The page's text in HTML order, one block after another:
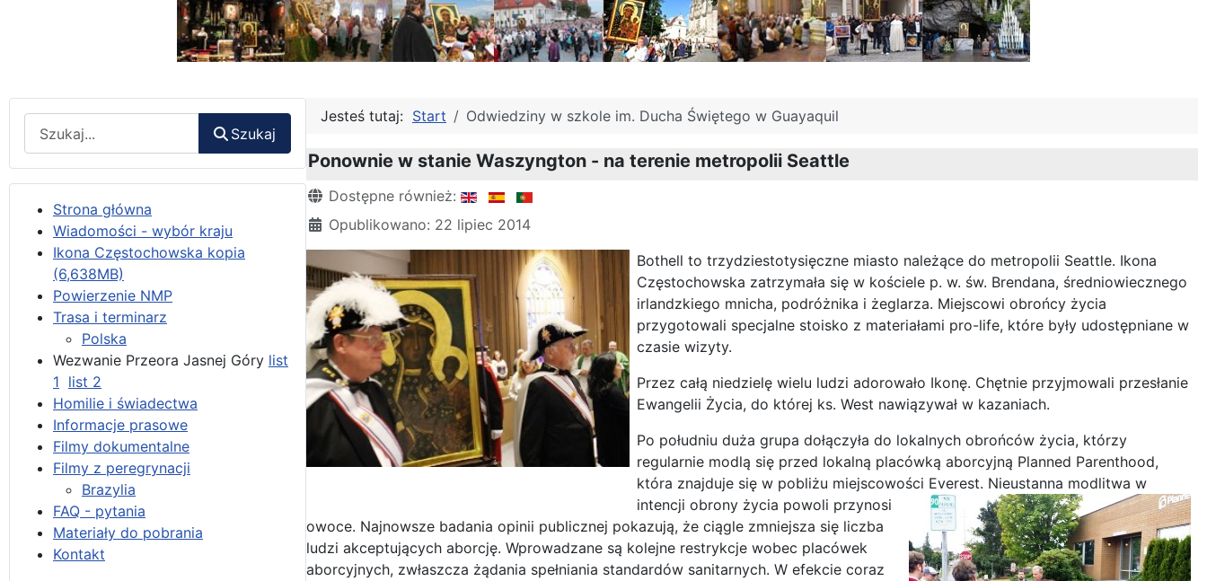
Szukaj
Strona główna
Wiadomości - wybór kraju
Ikona Częstochowska kopia
(6,638MB)
Powierzenie NMP
Trasa i terminarz
Polska
Wezwanie Przeora Jasnej Góry list
1 list 2
Homilie i świadectwa
Informacje prasowe
Filmy dokumentalne
Filmy z peregrynacji
Brazylia
FAQ - pytania
Materiały do pobrania
Kontakt
Jesteś tutaj: Start Odwiedziny w szkole im. Ducha Świętego w Guayaquil
Ponownie w stanie Waszyngton - na terenie metropolii Seattle
Szczegóły
Dostępne również:
Opublikowano: 22 lipiec 2014
Bothell to trzydziestotysięczne miasto należące do metropolii Seattle. Ikona
Częstochowska zatrzymała się w kościele p. w. św. Brendana, średniowiecznego
irlandzkiego mnicha, podróżnika i żeglarza. Miejscowi obrońcy życia
przygotowali specjalne stoisko z materiałami pro-life, które były udostępniane w
czasie wizyty.
Przez całą niedzielę wielu ludzi adorowało Ikonę. Chętnie przyjmowali przesłanie
Ewangelii Życia, do której ks. West nawiązywał w kazaniach.
Po południu duża grupa dołączyła do lokalnych obrońców życia, którzy
regularnie modlą się przed lokalną placówką aborcyjną Planned Parenthood,
która znajduje się w pobliżu miejscowości Everest. Nieustanna modlitwa w
intencji obrony życia powoli przynosi
owoce. Najnowsze badania opinii publicznej pokazują, że ciągle zmniejsza się liczba
ludzi akceptujących aborcję. Wprowadzane są kolejne restrykcje wobec placówek
aborcyjnych, zwłaszcza żądania spełniania standardów sanitarnych. W efekcie coraz